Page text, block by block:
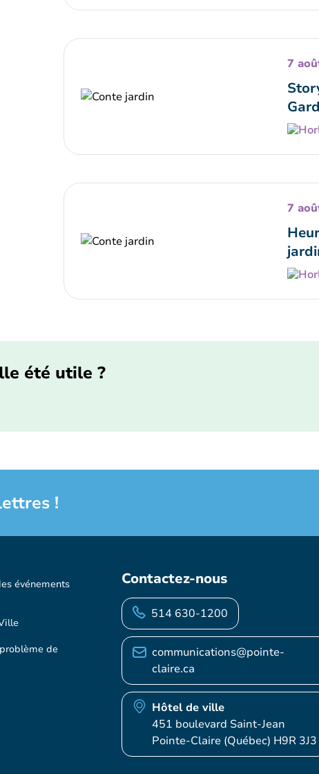
7
7
été utile ?
!
événements
de
Contactez-nous
514 630-1200
communications@pointe-
claire.ca
Hôtel de ville
451 boulevard Saint-Jean
Pointe-Claire (Québec) H9R 3J3